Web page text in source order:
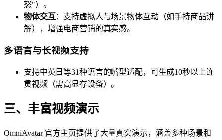
怒"）。
物体交互 ：支持虚拟人与场景物体互动（如手持商品讲
解），增强电商营销的真实感。
多语言与长视频支持
支持中英日等31种语言的嘴型适配，可生成10秒以上连
贯视频（需高显存设备）。
三、丰富视频演示
OmniAvatar 官方主页提供了大量真实演示，涵盖多种场景和